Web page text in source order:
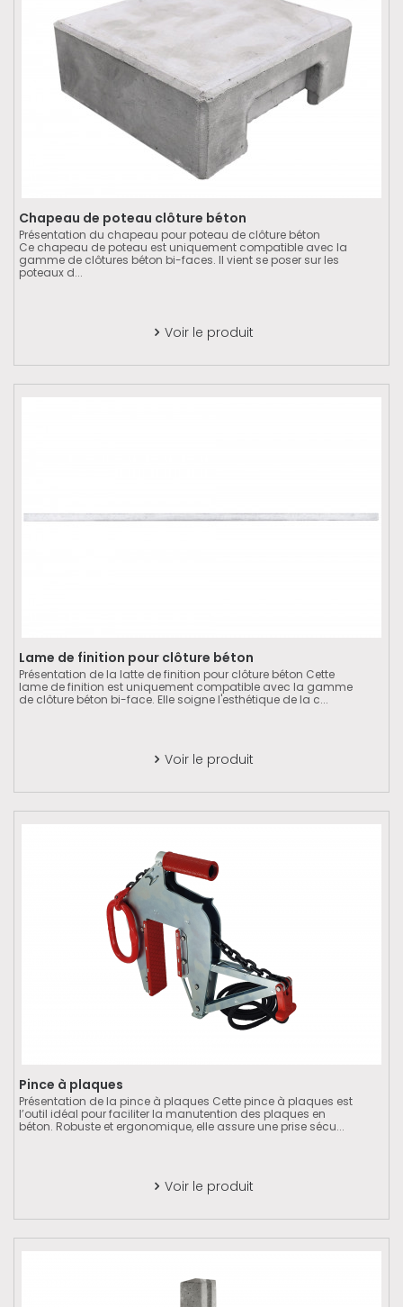
Chapeau de poteau clôture béton
Présentation du chapeau pour poteau de clôture béton
Ce chapeau de poteau est uniquement compatible avec la
gamme de clôtures béton bi-faces. Il vient se poser sur les
poteaux d...
 Voir le produit
Lame de finition pour clôture béton
Présentation de la latte de finition pour clôture béton Cette
lame de finition est uniquement compatible avec la gamme
de clôture béton bi-face. Elle soigne l'esthétique de la c...
 Voir le produit
Pince à plaques
Présentation de la pince à plaques Cette pince à plaques est
l’outil idéal pour faciliter la manutention des plaques en
béton. Robuste et ergonomique, elle assure une prise sécu...
 Voir le produit